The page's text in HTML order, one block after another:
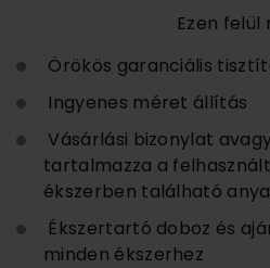
Ezen felül
Örökös garanciális
Ingyenes méret állítás
Vásárlási bizonylat
tartalmazza a
ékszerben található
Ékszertartó doboz és
minden ékszerhez